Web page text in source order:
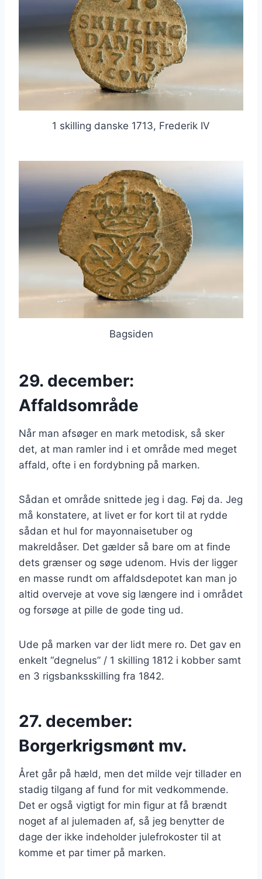
1 skilling danske 1713, Frederik IV
Bagsiden
29. december:
Affaldsområde
Når man afsøger en mark metodisk, så sker
det, at man ramler ind i et område med meget
affald, ofte i en fordybning på marken.
Sådan et område snittede jeg i dag. Føj da. Jeg
må konstatere, at livet er for kort til at rydde
sådan et hul for mayonnaisetuber og
makreldåser. Det gælder så bare om at finde
dets grænser og søge udenom. Hvis der ligger
en masse rundt om affaldsdepotet kan man jo
altid overveje at vove sig længere ind i området
og forsøge at pille de gode ting ud.
Ude på marken var der lidt mere ro. Det gav en
enkelt “degnelus” / 1 skilling 1812 i kobber samt
en 3 rigsbanksskilling fra 1842.
27. december:
Borgerkrigsmønt mv.
Året går på hæld, men det milde vejr tillader en
stadig tilgang af fund for mit vedkommende.
Det er også vigtigt for min figur at få brændt
noget af al julemaden af, så jeg benytter de
dage der ikke indeholder julefrokoster til at
komme et par timer på marken.